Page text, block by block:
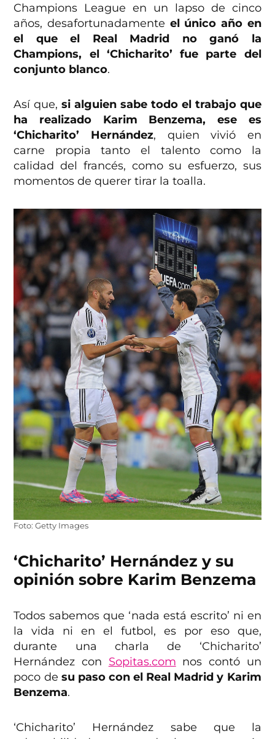
Champions League en un lapso de cinco
años, desafortunadamente el único año en
el que el Real Madrid no ganó la
Champions, el ‘Chicharito’ fue parte del
conjunto blanco.
Así que,si alguien sabe todo el trabajo que
ha realizado Karim Benzema, ese es
‘Chicharito’ Hernández, quien vivió en
carne propia tanto el talento como la
calidad del francés, como su esfuerzo, sus
momentos de querer tirar la toalla.
Foto: Getty Images
‘Chicharito’ Hernández y su
opinión sobre Karim Benzema
Todos sabemos que ‘nada está escrito’ ni en
la vida ni en el futbol, es por eso que,
durante una charla de ‘Chicharito’
Hernández con Sopitas.com nos contó un
poco de su paso con el Real Madrid y Karim
Benzema.
‘Chicharito’ Hernández sabe que la